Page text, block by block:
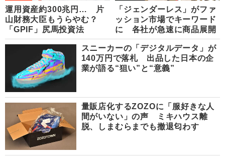
運用資産約300兆円… 片
山財務大臣もうらやむ？
「GPIF」尻馬投資法
「ジェンダーレス」がファ
ッション市場でキーワード
に 各社が急速に商品展開
スニーカーの「デジタルデータ」が
140万円で落札 出品した日本の企
業が語る“狙い”と“意義”
量販店化するZOZOに「服好きな人
間がいない」の声 ミキハウス離
脱、しまむらまでも撤退匂わす